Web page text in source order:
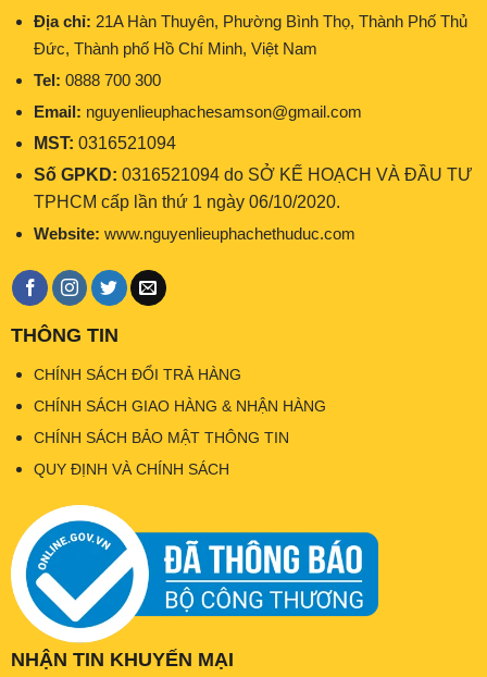
Địa chỉ: 21A Hàn Thuyên, Phường Bình Thọ, Thành Phố Thủ
Đức, Thành phố Hồ Chí Minh, Việt Nam
Tel: 0888 700 300
Email: nguyenlieuphachesamson@gmail.com
MST: 0316521094
Số GPKD: 0316521094 do SỞ KẾ HOẠCH VÀ ĐẦU TƯ
TPHCM cấp lần thứ 1 ngày 06/10/2020.
Website: www.nguyenlieuphachethuduc.com
THÔNG TIN
CHÍNH SÁCH ĐỔI TRẢ HÀNG
CHÍNH SÁCH GIAO HÀNG & NHẬN HÀNG
CHÍNH SÁCH BẢO MẬT THÔNG TIN
QUY ĐỊNH VÀ CHÍNH SÁCH
NHẬN TIN KHUYẾN MẠI